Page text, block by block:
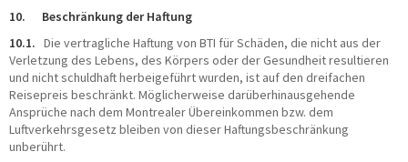
10. Beschränkung der Haftung
10.1. Die vertragliche Haftung von BTI für Schäden, die nicht aus der
Verletzung des Lebens, des Körpers oder der Gesundheit resultieren
und nicht schuldhaft herbeigeführt wurden, ist auf den dreifachen
Reisepreis beschränkt. Möglicherweise darüberhinausgehende
Ansprüche nach dem Montrealer Übereinkommen bzw. dem
Luftverkehrsgesetz bleiben von dieser Haftungsbeschränkung
unberührt.